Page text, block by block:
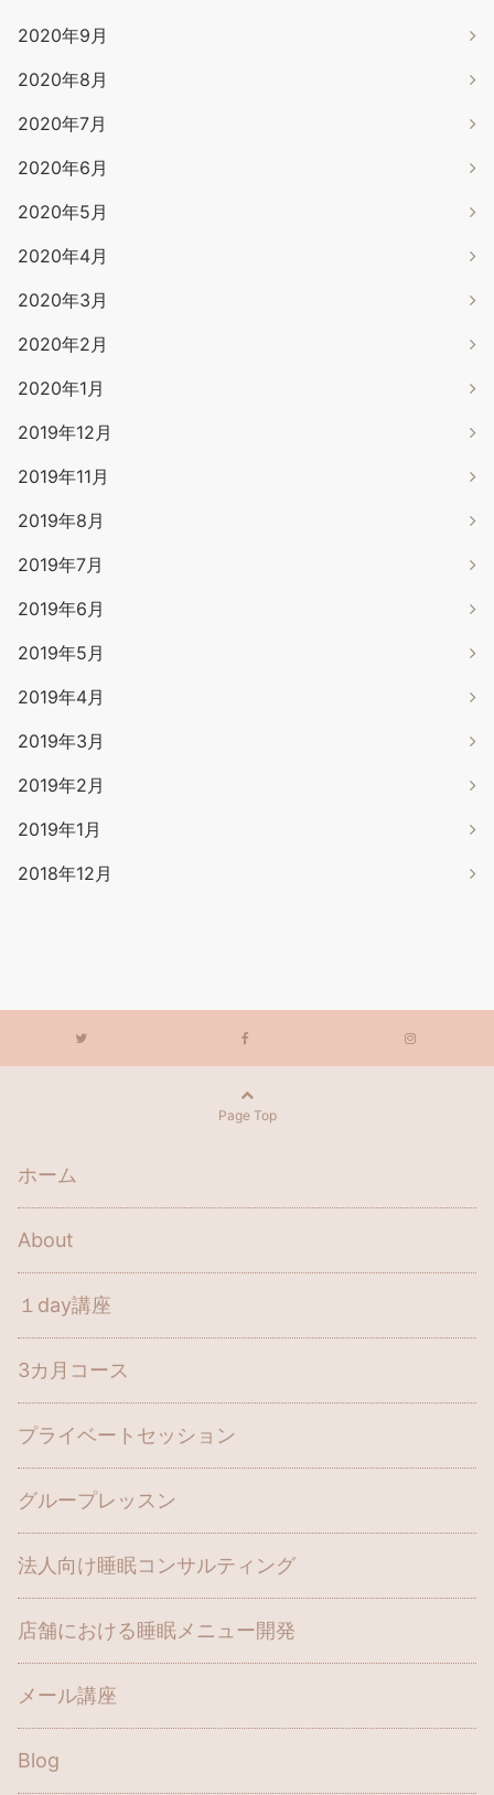
2020年9月
2020年8月
2020年7月
2020年6月
2020年5月
2020年4月
2020年3月
2020年2月
2020年1月
2019年12月
2019年11月
2019年8月
2019年7月
2019年6月
2019年5月
2019年4月
2019年3月
2019年2月
2019年1月
2018年12月
Page Top
ホーム
About
１day講座
3カ月コース
プライベートセッション
グループレッスン
法人向け睡眠コンサルティング
店舗における睡眠メニュー開発
メール講座
Blog